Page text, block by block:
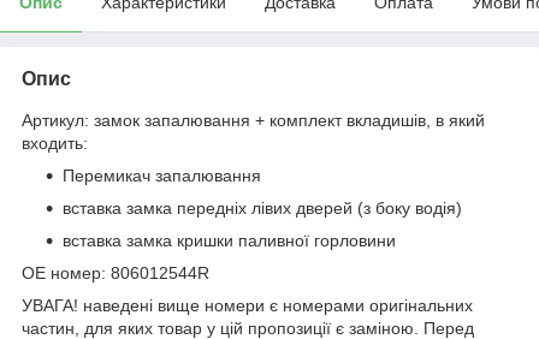
Опис
Артикул: замок запалювання + комплект вкладишів, в який
входить:
Перемикач запалювання
вставка замка передніх лівих дверей (з боку водія)
вставка замка кришки паливної горловини
OE номер: 806012544R
УВАГА! наведені вище номери є номерами оригінальних
частин, для яких товар у цій пропозиції є заміною. Перед